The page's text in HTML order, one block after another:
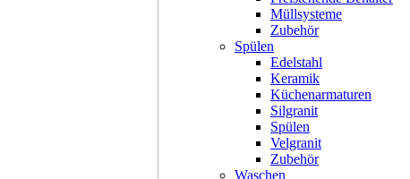
Müllsysteme
Zubehör
Spülen
Edelstahl
Keramik
Küchenarmaturen
Silgranit
Spülen
Velgranit
Zubehör
Waschen